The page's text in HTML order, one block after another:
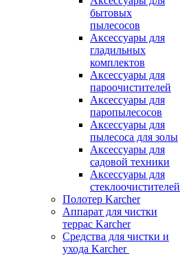
бытовых
пылесосов
Аксессуары для
гладильных
комплектов
Аксессуары для
пароочистителей
Аксессуары для
паропылесосов
Аксессуары для
пылесоса для золы
Аксессуары для
садовой техники
Аксессуары для
стеклоочистителей
Полотер Karcher
Аппарат для чистки
террас Karcher
Средства для чистки и
ухода Karcher